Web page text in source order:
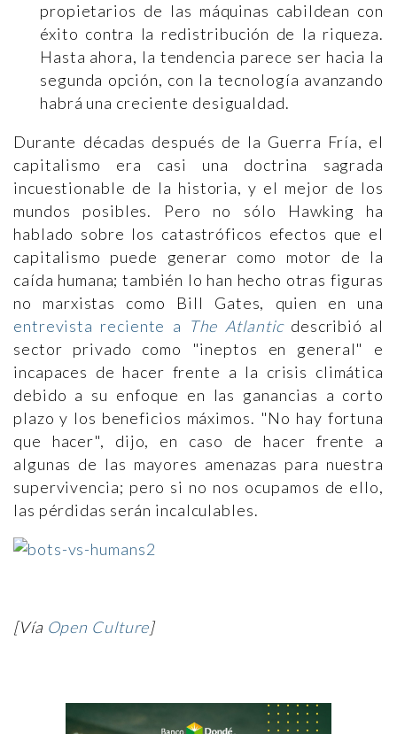
propietarios de las máquinas cabildean con
éxito contra la redistribución de la riqueza.
Hasta ahora, la tendencia parece ser hacia la
segunda opción, con la tecnología avanzando
habrá una creciente desigualdad.
Durante décadas después de la Guerra Fría, el
capitalismo era casi una doctrina sagrada
incuestionable de la historia, y el mejor de los
mundos posibles. Pero no sólo Hawking ha
hablado sobre los catastróficos efectos que el
capitalismo puede generar como motor de la
caída humana; también lo han hecho otras figuras
no marxistas como Bill Gates, quien en una
entrevista reciente a The Atlanticdescribió al
sector privado como "ineptos en general" e
incapaces de hacer frente a la crisis climática
debido a su enfoque en las ganancias a corto
plazo y los beneficios máximos. "No hay fortuna
que hacer", dijo, en caso de hacer frente a
algunas de las mayores amenazas para nuestra
supervivencia; pero si no nos ocupamos de ello,
las pérdidas serán incalculables.
[Vía Open Culture]